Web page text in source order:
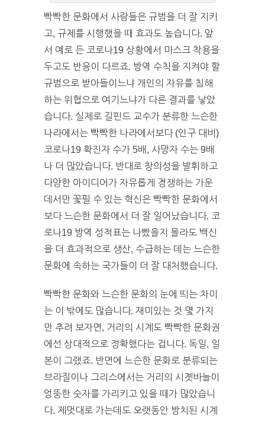
빡빡한 문화에서 사람들은 규범을 더 잘 지키
고, 규제를 시행했을 때 효과도 높습니다. 앞
서 예로 든 코로나19 상황에서 마스크 착용을
두고도 반응이 다르죠. 방역 수칙을 지켜야 할
규범으로 받아들이느냐 개인의 자유를 침해
하는 위협으로 여기느냐가 다른 결과를 낳았
습니다. 실제로 길핀드 교수가 분류한 느슨한
나라에서는 빡빡한 나라에서보다 (인구 대비)
코로나19 확진자 수가 5배, 사망자 수는 9배
나 더 많았습니다. 반대로 창의성을 발휘하고
다양한 아이디어가 자유롭게 경쟁하는 가운
데서만 꽃필 수 있는 혁신은 빡빡한 문화에서
보다 느슨한 문화에서 더 잘 일어났습니다. 코
로나19 방역 성적표는 나빴을지 몰라도 백신
을 더 효과적으로 생산, 수급하는 데는 느슨한
문화에 속하는 국가들이 더 잘 대처했습니다.
빡빡한 문화와 느슨한 문화의 눈에 띄는 차이
는 이 밖에도 많습니다. 재미있는 것 몇 가지
만 추려 보자면, 거리의 시계도 빡빡한 문화권
에선 상대적으로 정확했다는 겁니다. 독일, 일
본이 그랬죠. 반면에 느슨한 문화로 분류되는
브라질이나 그리스에서는 거리의 시곗바늘이
엉뚱한 숫자를 가리키고 있을 때가 많았습니
다. 제멋대로 가는데도 오랫동안 방치된 시계